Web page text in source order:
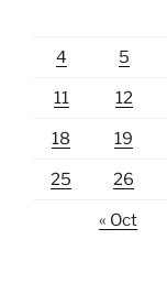
4 5
11 12
18 19
25 26
« Oct